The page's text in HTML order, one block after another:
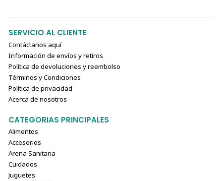
SERVICIO AL CLIENTE
Contáctanos aquí
Información de envíos y retiros
Política de devoluciones y reembolso
Términos y Condiciones
Política de privacidad
Acerca de nosotros
CATEGORIAS PRINCIPALES
Alimentos
Accesorios
Arena Sanitaria
Cuidados
Juguetes